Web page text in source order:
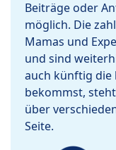
Beiträge oder
möglich. Die
Mamas und
und sind
auch künftig die
bekommst,
über
Seite.